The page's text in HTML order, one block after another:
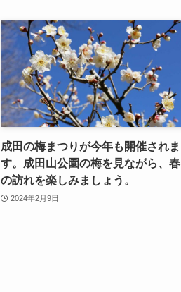
成田の梅まつりが今年も開催されま
す。成田山公園の梅を見ながら、春
の訪れを楽しみましょう。
2024年2月9日